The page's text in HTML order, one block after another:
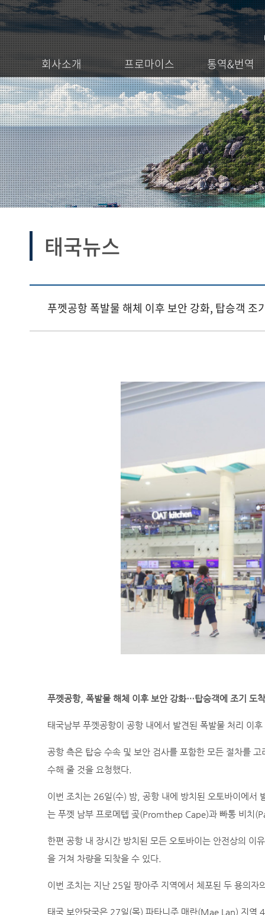
회사소개 프로마이스 통역&번역
태국뉴스
푸껫공항 폭발물 해체 이후 보안 강화, 탑승객 조
푸껫공항, 폭발물 해체 이후 보안 강화…탑승객에 조기 도
태국남부 푸껫공항이 공항 내에서 발견된 폭발물 처리 이
공항 측은 탑승 수속 및 보안 검사를 포함한 모든 절차를
수해 줄 것을 요청했다.
이번 조치는 26일(수) 밤, 공항 내에 방치된 오토바이에서
는 푸껫 남부 프로메텝 곶(Promthep Cape)과 빠통 비치
한편 공항 내 장시간 방치된 모든 오토바이는 안전상의 이
을 거쳐 차량을 되찾을 수 있다.
이번 조치는 지난 25일 팡아주 지역에서 체포된 두 용의
태국 보안당국은 27일(목) 파타니주 매란(Mae Lan) 지역